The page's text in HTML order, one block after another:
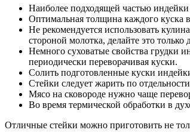
Наиболее подходящей частью индейки
Оптимальная толщина каждого куска
Не рекомендуется использовать
стороной молотка, делайте это
Немного суховатые свойства грудки
периодически переворачивая куски.
Солить подготовленные куски
Стейки следует жарить по
Мясо на сковороде нужно чаще
Во время термической обработки в
Отличные стейки можно приготовить не